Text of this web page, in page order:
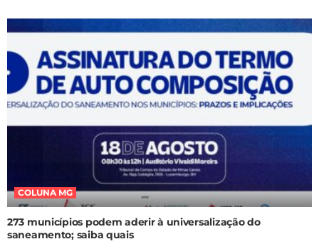
COLUNA MG
273 municípios podem aderir à universalização do
saneamento; saiba quais